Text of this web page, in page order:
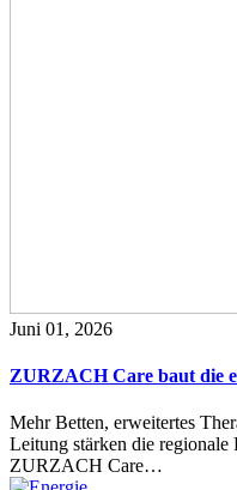
Juni 01, 2026
ZURZACH Care baut die
Mehr Betten, erweitertes
Leitung stärken die regionale
ZURZACH Care…